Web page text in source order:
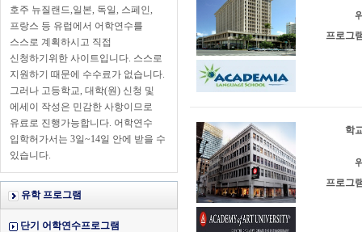
호주 뉴질랜드,일본, 독일, 스페인,
프랑스 등 유럽에서 어학연수를
스스로 계획하시고 직접
신청하기위한 사이트입니다. 스스로
지원하기 때문에 수수료가 없습니다.
그러나 고등학교, 대학(원) 신청 및
에세이 작성은 민감한 사항이므로
유료로 진행가능합니다. 어학연수
입학허가서는 3일~14일 안에 받을 수
있습니다.
유학 프로그램
단기 어학연수프로그램
프로그
학
프로그